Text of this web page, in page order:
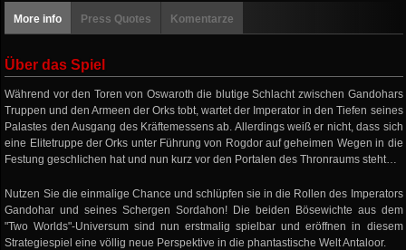
More info Press Quotes Komentarze
Über das Spiel
Während vor den Toren von Oswaroth die blutige Schlacht zwischen Gandohars
Truppen und den Armeen der Orks tobt, wartet der Imperator in den Tiefen seines
Palastes den Ausgang des Kräftemessens ab. Allerdings weiß er nicht, dass sich
eine Elitetruppe der Orks unter Führung von Rogdor auf geheimen Wegen in die
Festung geschlichen hat und nun kurz vor den Portalen des Thronraums steht…
Nutzen Sie die einmalige Chance und schlüpfen sie in die Rollen des Imperators
Gandohar und seines Schergen Sordahon! Die beiden Bösewichte aus dem
"Two Worlds"-Universum sind nun erstmalig spielbar und eröffnen in diesem
Strategiespiel eine völlig neue Perspektive in die phantastische Welt Antaloor.